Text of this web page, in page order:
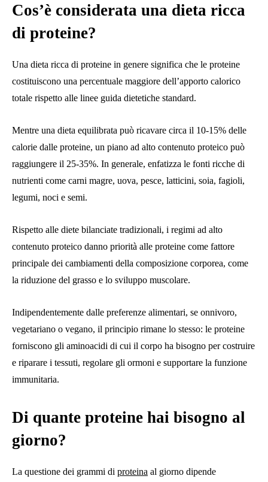
Cos’è considerata una dieta ricca
di proteine?
Una dieta ricca di proteine ​​in genere significa che le proteine ​​
costituiscono una percentuale maggiore dell’apporto calorico
totale rispetto alle linee guida dietetiche standard.
Mentre una dieta equilibrata può ricavare circa il 10-15% delle
calorie dalle proteine, un piano ad alto contenuto proteico può
raggiungere il 25-35%. In generale, enfatizza le fonti ricche di
nutrienti come carni magre, uova, pesce, latticini, soia, fagioli,
legumi, noci e semi.
Rispetto alle diete bilanciate tradizionali, i regimi ad alto
contenuto proteico danno priorità alle proteine ​​come fattore
principale dei cambiamenti della composizione corporea, come
la riduzione del grasso e lo sviluppo muscolare.
Indipendentemente dalle preferenze alimentari, se onnivoro,
vegetariano o vegano, il principio rimane lo stesso: le proteine ​​
forniscono gli aminoacidi di cui il corpo ha bisogno per costruire
e riparare i tessuti, regolare gli ormoni e supportare la funzione
immunitaria.
Di quante proteine ​​hai bisogno al
giorno?
La questione dei grammi di proteina al giorno dipende